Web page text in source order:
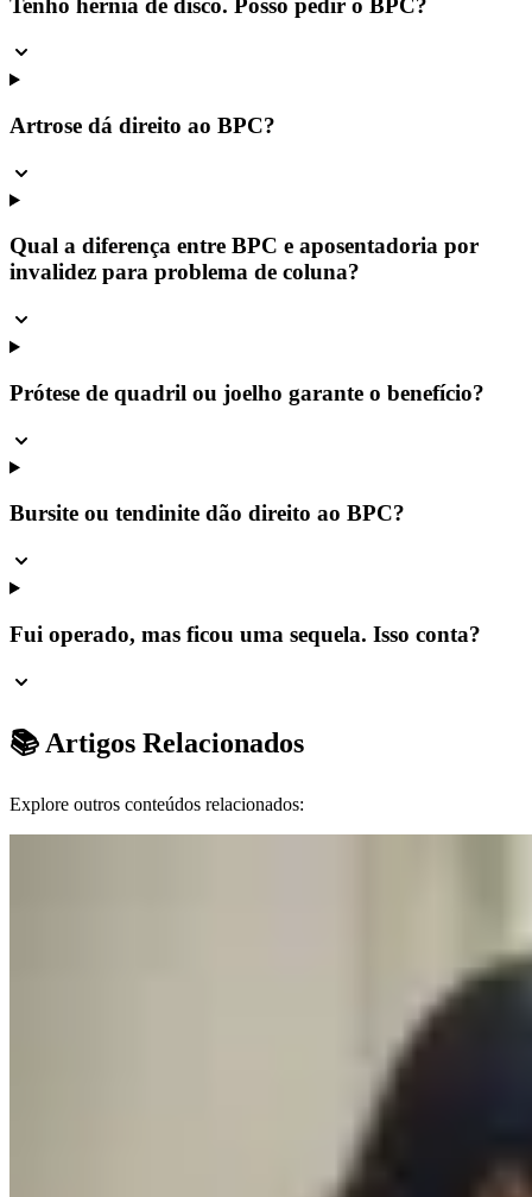
Artrose dá direito ao BPC?
Qual a diferença entre BPC e aposentadoria por
invalidez para problema de coluna?
Prótese de quadril ou joelho garante o benefício?
Bursite ou tendinite dão direito ao BPC?
Fui operado, mas ficou uma sequela. Isso conta?
📚 Artigos Relacionados
Explore outros conteúdos relacionados: